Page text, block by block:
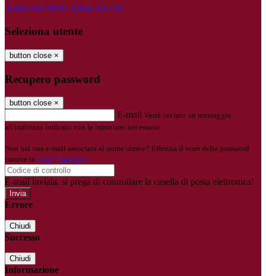
Entra con SPID Entra con CIE
Seleziona utente
button close ×
Recupero password
button close ×
E-mail Verrà inviato un messaggio
all'indirizzo indicato con le istruzioni necessarie.
Non hai una e-mail associata al nome utente? Effettua il reset della password
tramite la Login Spaggiari
E-mail inviata, si prega di controllare la casella di posta elettronica!
Errore
Chiudi
Successo
Chiudi
Informazione